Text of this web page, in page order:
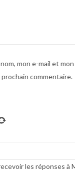
mon e-mail et
commentaire.
les réponses à